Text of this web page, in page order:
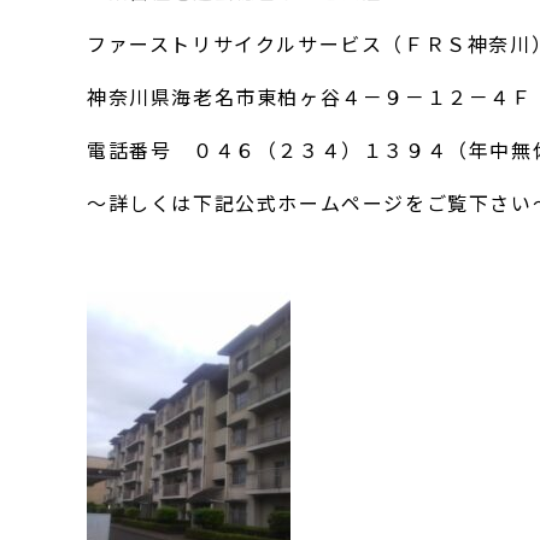
ファーストリサイクルサービス（ＦＲＳ神奈川）
神奈川県海老名市東柏ヶ谷４－９－１２－４Ｆ
電話番号 ０４６（２３４）１３９４（年中無
～詳しくは下記公式ホームページをご覧下さい